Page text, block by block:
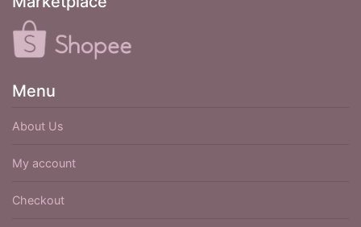
Menu
About Us
My account
Checkout